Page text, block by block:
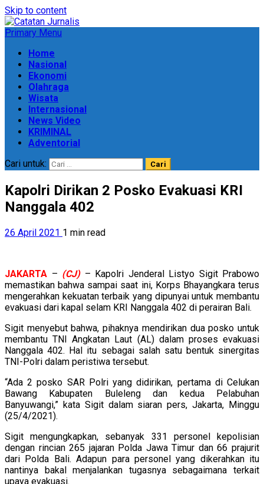
Skip to content
Primary Menu
Home
Nasional
Ekonomi
Olahraga
Wisata
Internasional
News Video
KRIMINAL
Adventorial
Cari untuk:
Kapolri Dirikan 2 Posko Evakuasi KRI
Nanggala 402
26 April 2021 1 min read
JAKARTA – (CJ)– Kapolri Jenderal Listyo Sigit Prabowo
memastikan bahwa sampai saat ini, Korps Bhayangkara terus
mengerahkan kekuatan terbaik yang dipunyai untuk membantu
evakuasi dari kapal selam KRI Nanggala 402 di perairan Bali.
Sigit menyebut bahwa, pihaknya mendirikan dua posko untuk
membantu TNI Angkatan Laut (AL) dalam proses evakuasi
Nanggala 402. Hal itu sebagai salah satu bentuk sinergitas
TNI-Polri dalam peristiwa tersebut.
“Ada 2 posko SAR Polri yang didirikan, pertama di Celukan
Bawang Kabupaten Buleleng dan kedua Pelabuhan
Banyuwangi,” kata Sigit dalam siaran pers, Jakarta, Minggu
(25/4/2021).
Sigit mengungkapkan, sebanyak 331 personel kepolisian
dengan rincian 265 jajaran Polda Jawa Timur dan 66 prajurit
dari Polda Bali. Adapun para personel yang dikerahkan itu
nantinya bakal menjalankan tugasnya sebagaimana terkait
upaya evakuasi.